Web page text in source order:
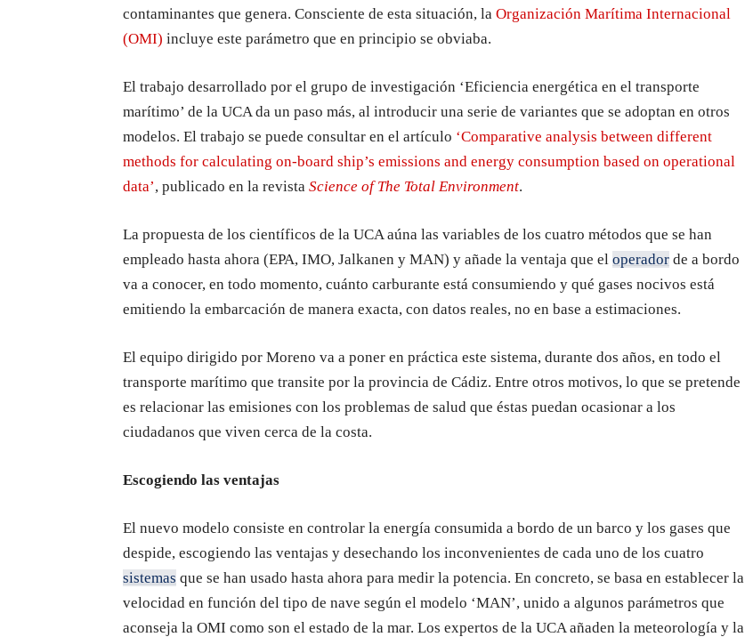
contaminantes que genera. Consciente de esta situación, la Organización Marítima Internacional
(OMI) incluye este parámetro que en principio se obviaba.
El trabajo desarrollado por el grupo de investigación ‘Eficiencia energética en el transporte
marítimo’ de la UCA da un paso más, al introducir una serie de variantes que se adoptan en otros
modelos. El trabajo se puede consultar en el artículo ‘Comparative analysis between different
methods for calculating on-board ship’s emissions and energy consumption based on operational
data’, publicado en la revista Science of The Total Environment.
La propuesta de los científicos de la UCA aúna las variables de los cuatro métodos que se han
empleado hasta ahora (EPA, IMO, Jalkanen y MAN) y añade la ventaja que el operador de a bordo
va a conocer, en todo momento, cuánto carburante está consumiendo y qué gases nocivos está
emitiendo la embarcación de manera exacta, con datos reales, no en base a estimaciones.
El equipo dirigido por Moreno va a poner en práctica este sistema, durante dos años, en todo el
transporte marítimo que transite por la provincia de Cádiz. Entre otros motivos, lo que se pretende
es relacionar las emisiones con los problemas de salud que éstas puedan ocasionar a los
ciudadanos que viven cerca de la costa.
Escogiendo las ventajas
El nuevo modelo consiste en controlar la energía consumida a bordo de un barco y los gases que
despide, escogiendo las ventajas y desechando los inconvenientes de cada uno de los cuatro
sistemas que se han usado hasta ahora para medir la potencia. En concreto, se basa en establecer la
velocidad en función del tipo de nave según el modelo ‘MAN’, unido a algunos parámetros que
aconseja la OMI como son el estado de la mar. Los expertos de la UCA añaden la meteorología y la